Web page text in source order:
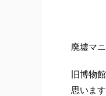
廃墟マ
旧博物
思いま